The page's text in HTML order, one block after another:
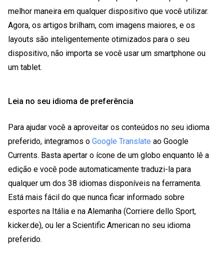
melhor maneira em qualquer dispositivo que você utilizar.
Agora, os artigos brilham, com imagens maiores, e os
layouts são inteligentemente otimizados para o seu
dispositivo, não importa se você usar um smartphone ou
um tablet.
Leia no seu idioma de preferência
Para ajudar você a aproveitar os conteúdos no seu idioma
preferido, integramos o Google Translate ao Google
Currents. Basta apertar o ícone de um globo enquanto lê a
edição e você pode automaticamente traduzi-la para
qualquer um dos 38 idiomas disponíveis na ferramenta.
Está mais fácil do que nunca ficar informado sobre
esportes na Itália e na Alemanha (Corriere dello Sport,
kicker.de), ou ler a Scientific American no seu idioma
preferido.